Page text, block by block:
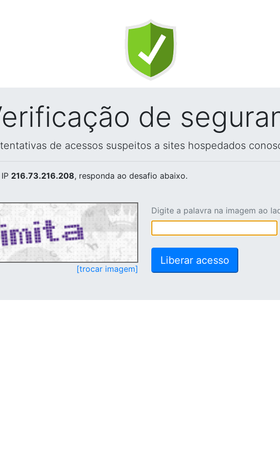
de
de acessos suspeitos a sites hospedados
216.73.216.208, responda ao desafio abaixo.
[trocar imagem]
Digite a palavra na imagem ao